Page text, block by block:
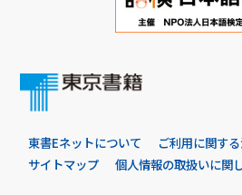
東書Eネットについて ご利用に関す
サイトマップ
個人情報の取扱いに関